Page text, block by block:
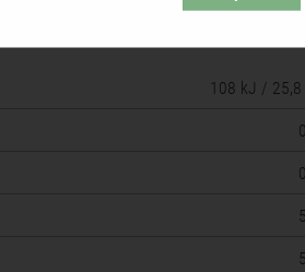
108 kJ / 25,8